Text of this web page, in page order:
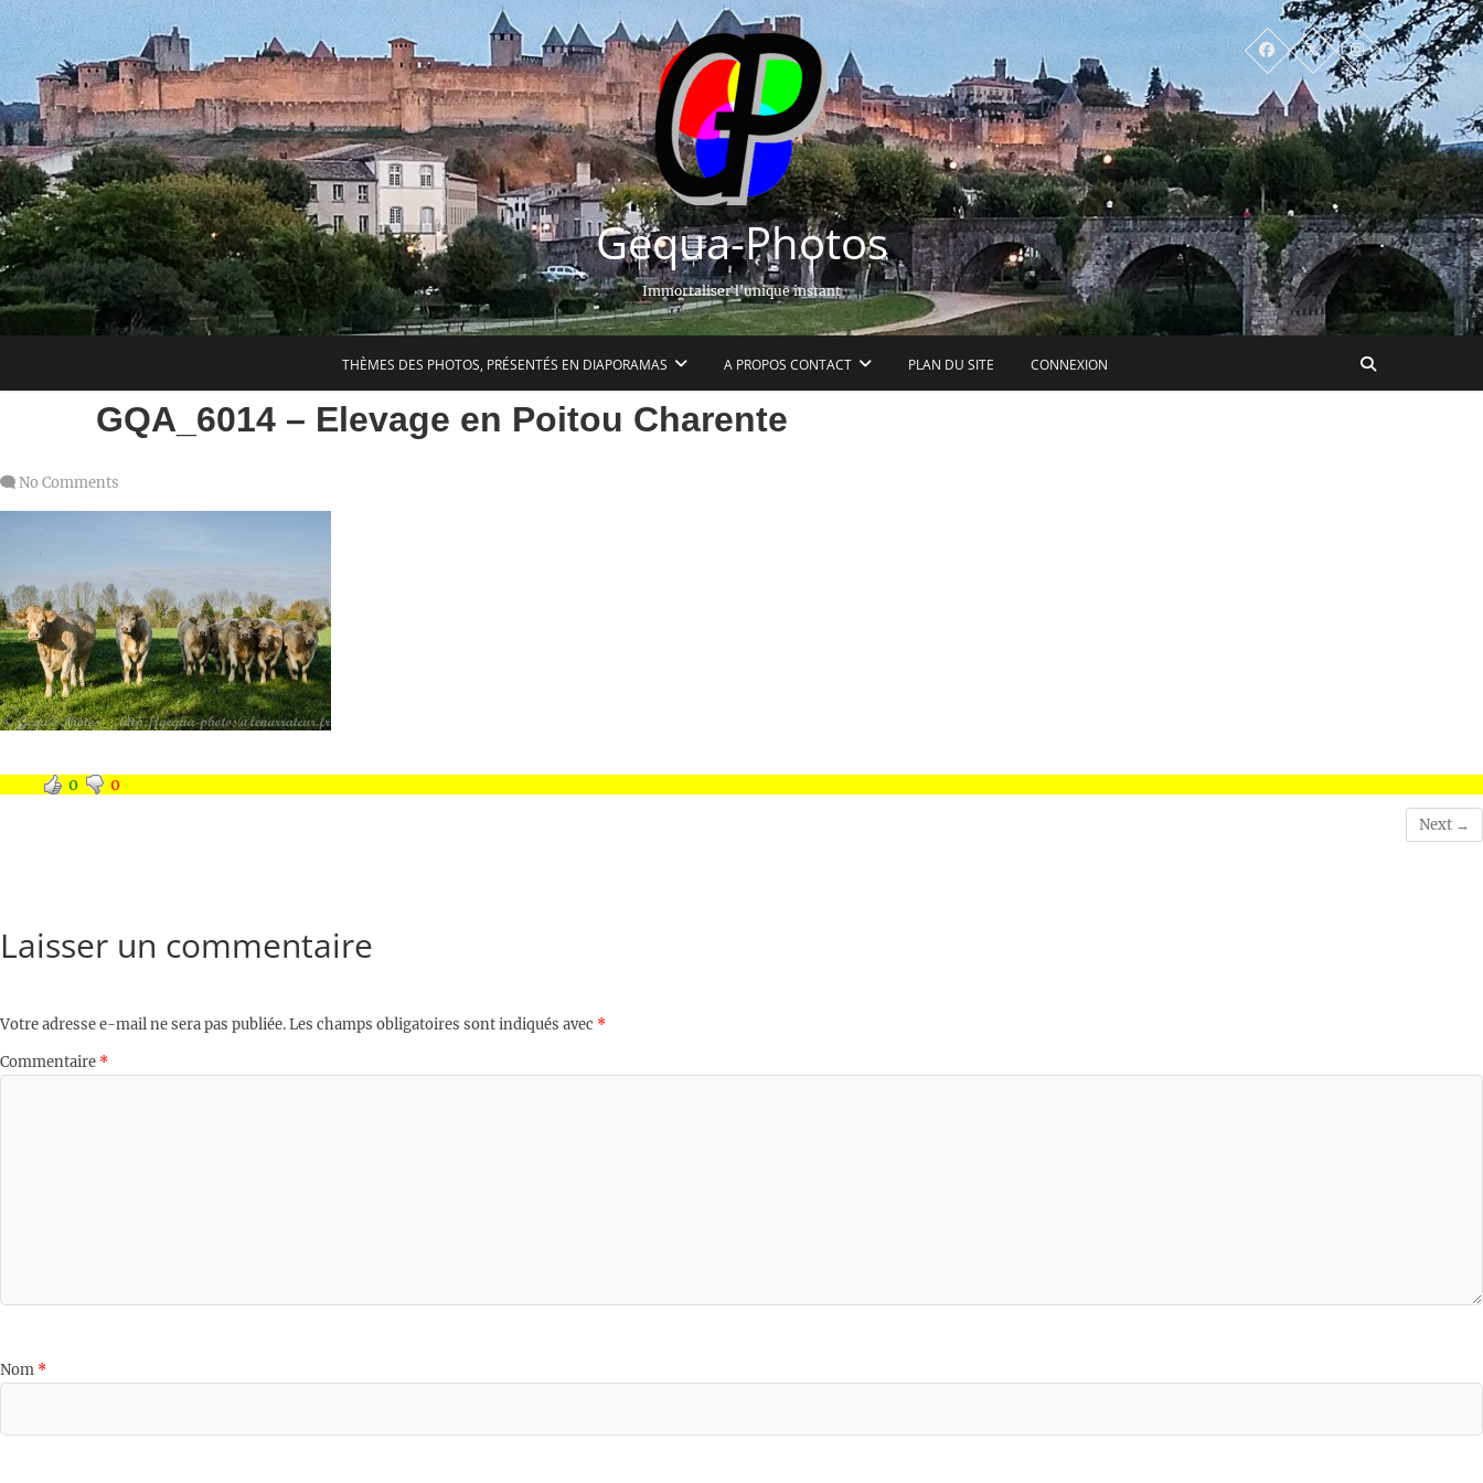
Gequa-Photos
Immortaliser l'unique instant
THÈMES DES PHOTOS, PRÉSENTÉS EN DIAPORAMAS A PROPOS CONTACT PLAN DU SITE CONNEXION
GQA_6014 – Elevage en Poitou Charente
No Comments
0 0
Next →
Laisser un commentaire
Votre adresse e-mail ne sera pas publiée.Les champs obligatoires sont indiqués avec *
Commentaire *
Nom *